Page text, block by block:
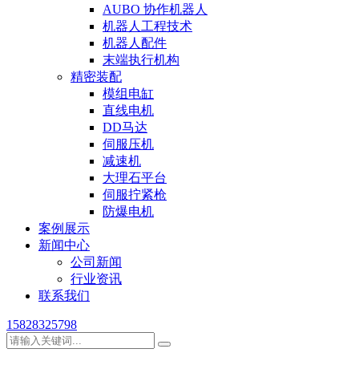
AUBO 协作机器人
机器人工程技术
机器人配件
末端执行机构
精密装配
模组电缸
直线电机
DD马达
伺服压机
减速机
大理石平台
伺服拧紧枪
防爆电机
案例展示
新闻中心
公司新闻
行业资讯
联系我们
15828325798